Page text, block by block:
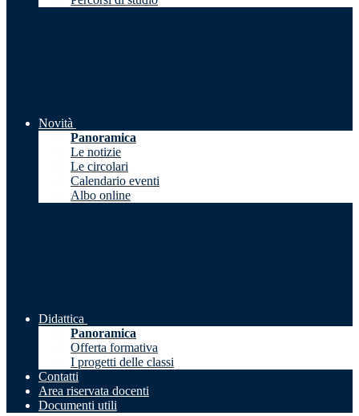
Novità
Panoramica
Le notizie
Le circolari
Calendario eventi
Albo online
Didattica
Panoramica
Offerta formativa
I progetti delle classi
Contatti
Area riservata docenti
Documenti utili